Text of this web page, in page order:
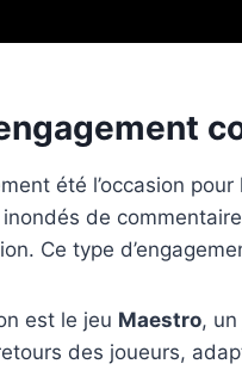
été l’occasion
de
Ce type
est le jeu Maestro,
des joueurs,